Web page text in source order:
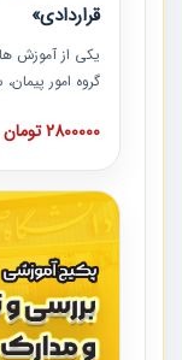
قراردادی»
یکی از آموزش‏‏‏‏‏‏
گروه امور
های عمرانی»
است که در محل
مدارک پیمان به
2800000 تومان